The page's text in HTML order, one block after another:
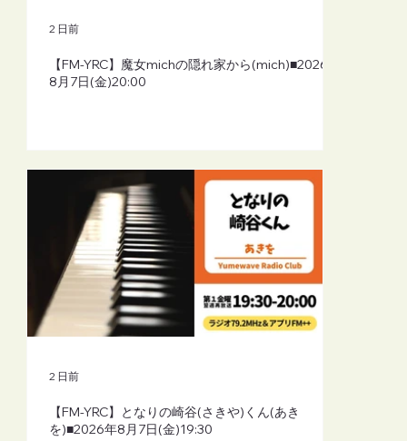
【FM-YRC】魔女michの隠れ家から(mich)■2026年
8月7日(金)20:00
2 日前
【FM-YRC】となりの崎谷(さきや)くん(あき
を)■2026年8月7日(金)19:30
2 日前